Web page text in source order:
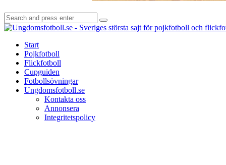
Search
for:
Search
Start
Pojkfotboll
Flickfotboll
Cupguiden
Fotbollsövningar
Ungdomsfotboll.se
Kontakta oss
Annonsera
Integritetspolicy